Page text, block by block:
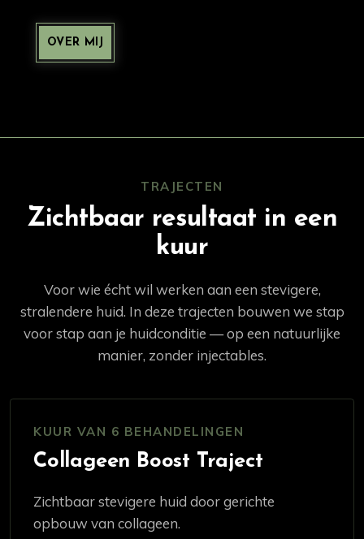
OVER MIJ
TRAJECTEN
Zichtbaar resultaat in een
kuur
Voor wie écht wil werken aan een stevigere,
stralendere huid. In deze trajecten bouwen we stap
voor stap aan je huidconditie — op een natuurlijke
manier, zonder injectables.
KUUR VAN 6 BEHANDELINGEN
Collageen Boost Traject
Zichtbaar stevigere huid door gerichte
opbouw van collageen.